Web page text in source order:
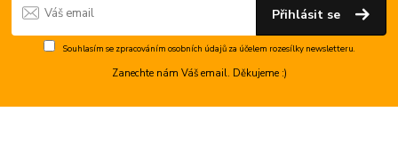
Přihlásit se
Souhlasím se zpracováním osobních údajůza účelem rozesílky newsletteru.
Zanechte nám Váš email. Děkujeme :)